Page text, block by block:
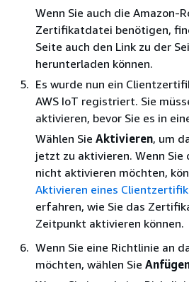
Wenn Sie auch die Amazon-
Zertifikatdatei benötigen,
Seite auch den Link zu der
herunterladen können.
Es wurde nun ein
AWS IoT registriert. Sie
aktivieren, bevor Sie es in
Wählen Sie Aktivieren, um
jetzt zu aktivieren. Wenn
nicht aktivieren möchten,
Aktivieren eines
erfahren, wie Sie das
Zeitpunkt aktivieren können.
Wenn Sie eine Richtlinie an
möchten, wählen Sie